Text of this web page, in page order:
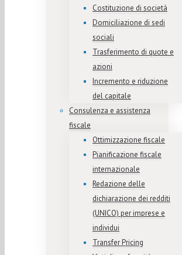
Costituzione di società
Domiciliazione di sedi
sociali
Trasferimento di quote e
azioni
Incremento e riduzione
del capitale
Consulenza e assistenza
fiscale
Ottimizzazione fiscale
Pianificazione fiscale
internazionale
Redazione delle
dichiarazione dei redditi
(UNICO) per imprese e
individui
Transfer Pricing